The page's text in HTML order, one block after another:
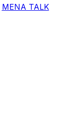
MENA TALK